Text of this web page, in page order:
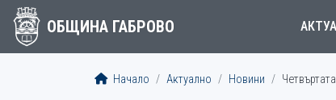
ОБЩИНА ГАБРОВО
Начало Актуално Новини